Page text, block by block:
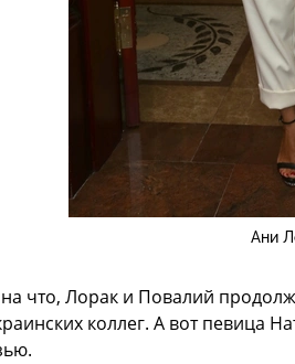
Ани
что, Лорак и Повалий
коллег. А вот певица